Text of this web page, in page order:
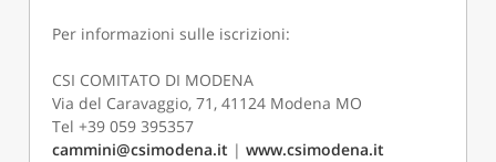
Per informazioni sulle iscrizioni:
CSI COMITATO DI MODENA
Via del Caravaggio, 71, 41124 Modena MO
Tel +39 059 395357
cammini@csimodena.it |www.csimodena.it